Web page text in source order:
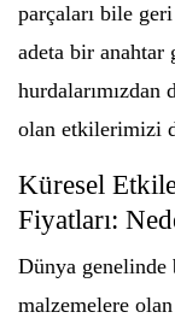
parçaları bile
adeta bir
hurdalarımızdan
olan etkilerimizi
Küresel
Fiyatları:
Dünya genelinde
malzemelere